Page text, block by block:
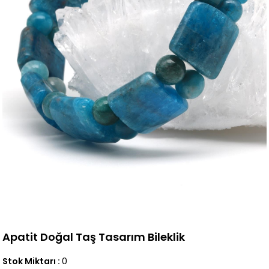
Apatit Doğal Taş Tasarım Bileklik
Stok Miktarı : 0